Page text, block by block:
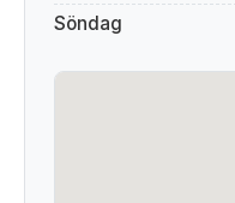
Söndag